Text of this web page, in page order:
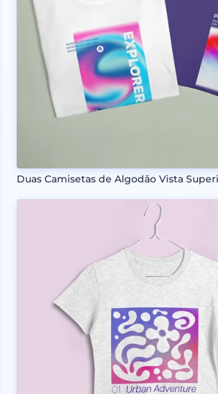
Duas Camisetas de Algodão Vista